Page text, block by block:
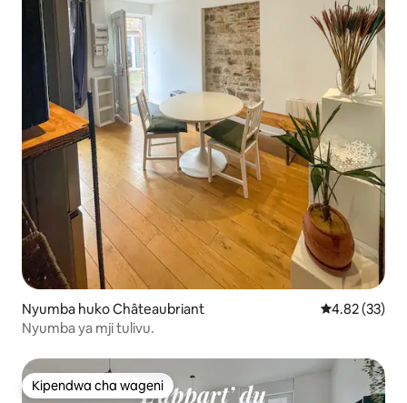
Nyumba huko Châteaubriant Ukadiriaji wa
4.82 (33)
Nyumba ya mji tulivu.
Kipendwa cha wageni
Kipendwa cha wageni